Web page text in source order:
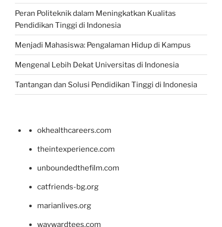
Peran Politeknik dalam Meningkatkan Kualitas
Pendidikan Tinggi di Indonesia
Menjadi Mahasiswa: Pengalaman Hidup di Kampus
Mengenal Lebih Dekat Universitas di Indonesia
Tantangan dan Solusi Pendidikan Tinggi di Indonesia
okhealthcareers.com
theintexperience.com
unboundedthefilm.com
catfriends-bg.org
marianlives.org
waywardtees.com